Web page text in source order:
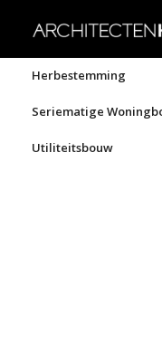
Herbestemming
Seriematige
Utiliteitsbouw